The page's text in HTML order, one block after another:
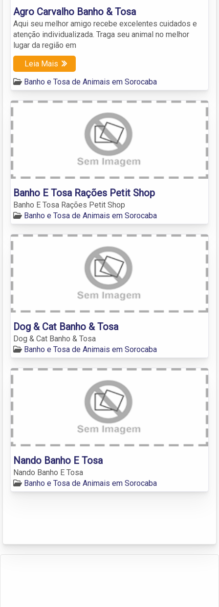
Agro Carvalho Banho & Tosa
Aqui seu melhor amigo recebe excelentes cuidados e
atenção individualizada. Traga seu animal no melhor
lugar da região em
Leia Mais
Banho e Tosa de Animais em Sorocaba
Banho E Tosa Rações Petit Shop
Banho E Tosa Rações Petit Shop
Banho e Tosa de Animais em Sorocaba
Dog & Cat Banho & Tosa
Dog & Cat Banho & Tosa
Banho e Tosa de Animais em Sorocaba
Nando Banho E Tosa
Nando Banho E Tosa
Banho e Tosa de Animais em Sorocaba